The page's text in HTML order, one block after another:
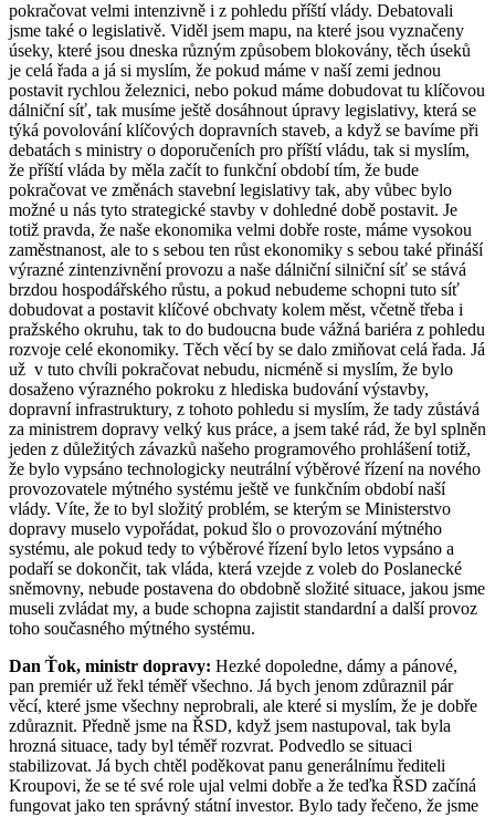
pokračovat velmi intenzivně i z pohledu příští vlády. Debatovali
jsme také o legislativě. Viděl jsem mapu, na které jsou vyznačeny
úseky, které jsou dneska různým způsobem blokovány, těch úseků
je celá řada a já si myslím, že pokud máme v naší zemi jednou
postavit rychlou železnici, nebo pokud máme dobudovat tu klíčovou
dálniční síť, tak musíme ještě dosáhnout úpravy legislativy, která se
týká povolování klíčových dopravních staveb, a když se bavíme při
debatách s ministry o doporučeních pro příští vládu, tak si myslím,
že příští vláda by měla začít to funkční období tím, že bude
pokračovat ve změnách stavební legislativy tak, aby vůbec bylo
možné u nás tyto strategické stavby v dohledné době postavit. Je
totiž pravda, že naše ekonomika velmi dobře roste, máme vysokou
zaměstnanost, ale to s sebou ten růst ekonomiky s sebou také přináší
výrazné zintenzivnění provozu a naše dálniční silniční síť se stává
brzdou hospodářského růstu, a pokud nebudeme schopni tuto síť
dobudovat a postavit klíčové obchvaty kolem měst, včetně třeba i
pražského okruhu, tak to do budoucna bude vážná bariéra z pohledu
rozvoje celé ekonomiky. Těch věcí by se dalo zmiňovat celá řada. Já
už v tuto chvíli pokračovat nebudu, nicméně si myslím, že bylo
dosaženo výrazného pokroku z hlediska budování výstavby,
dopravní infrastruktury, z tohoto pohledu si myslím, že tady zůstává
za ministrem dopravy velký kus práce, a jsem také rád, že byl splněn
jeden z důležitých závazků našeho programového prohlášení totiž,
že bylo vypsáno technologicky neutrální výběrové řízení na nového
provozovatele mýtného systému ještě ve funkčním období naší
vlády. Víte, že to byl složitý problém, se kterým se Ministerstvo
dopravy muselo vypořádat, pokud šlo o provozování mýtného
systému, ale pokud tedy to výběrové řízení bylo letos vypsáno a
podaří se dokončit, tak vláda, která vzejde z voleb do Poslanecké
sněmovny, nebude postavena do obdobně složité situace, jakou jsme
museli zvládat my, a bude schopna zajistit standardní a další provoz
toho současného mýtného systému.
Dan Ťok, ministr dopravy: Hezké dopoledne, dámy a pánové,
pan premiér už řekl téměř všechno. Já bych jenom zdůraznil pár
věcí, které jsme všechny neprobrali, ale které si myslím, že je dobře
zdůraznit. Předně jsme na ŘSD, když jsem nastupoval, tak byla
hrozná situace, tady byl téměř rozvrat. Podvedlo se situaci
stabilizovat. Já bych chtěl poděkovat panu generálnímu řediteli
Kroupovi, že se té své role ujal velmi dobře a že teďka ŘSD začíná
fungovat jako ten správný státní investor. Bylo tady řečeno, že jsme